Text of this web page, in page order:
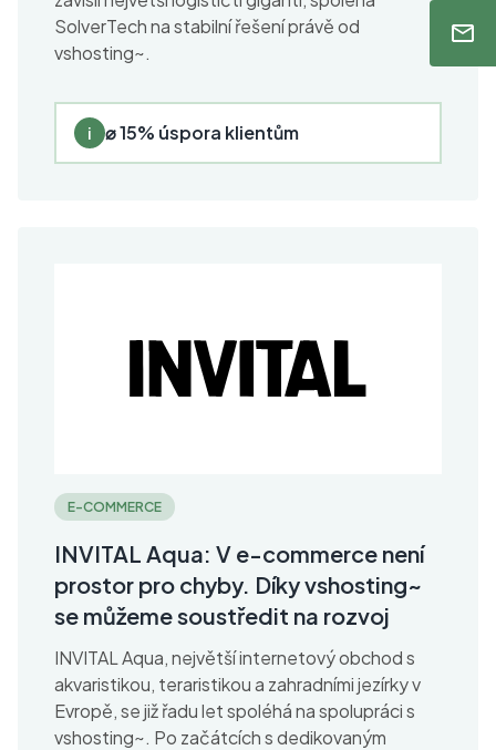
SolverTech na stabilní řešení právě od
vshosting~.
i ⌀ 15% úspora klientům
E-COMMERCE
INVITAL Aqua: V e-commerce není
prostor pro chyby. Díky vshosting~
se můžeme soustředit na rozvoj
INVITAL Aqua, největší internetový obchod s
akvaristikou, teraristikou a zahradními jezírky v
Evropě, se již řadu let spoléhá na spolupráci s
vshosting~. Po začátcích s dedikovaným